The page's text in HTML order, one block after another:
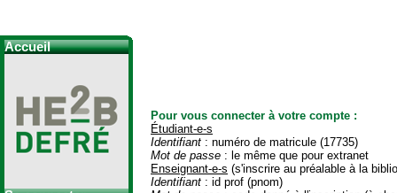
Pour vous connecter à votre compte :
Étudiant-e-s
Identifiant : numéro de matricule (17735)
Mot de passe : le même que pour extranet
Enseignant-e-s (s'inscrire au préalable à la
Identifiant : id prof (pnom)
Accueil